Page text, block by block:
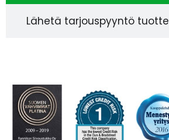
Lähetä tarjouspyyntö